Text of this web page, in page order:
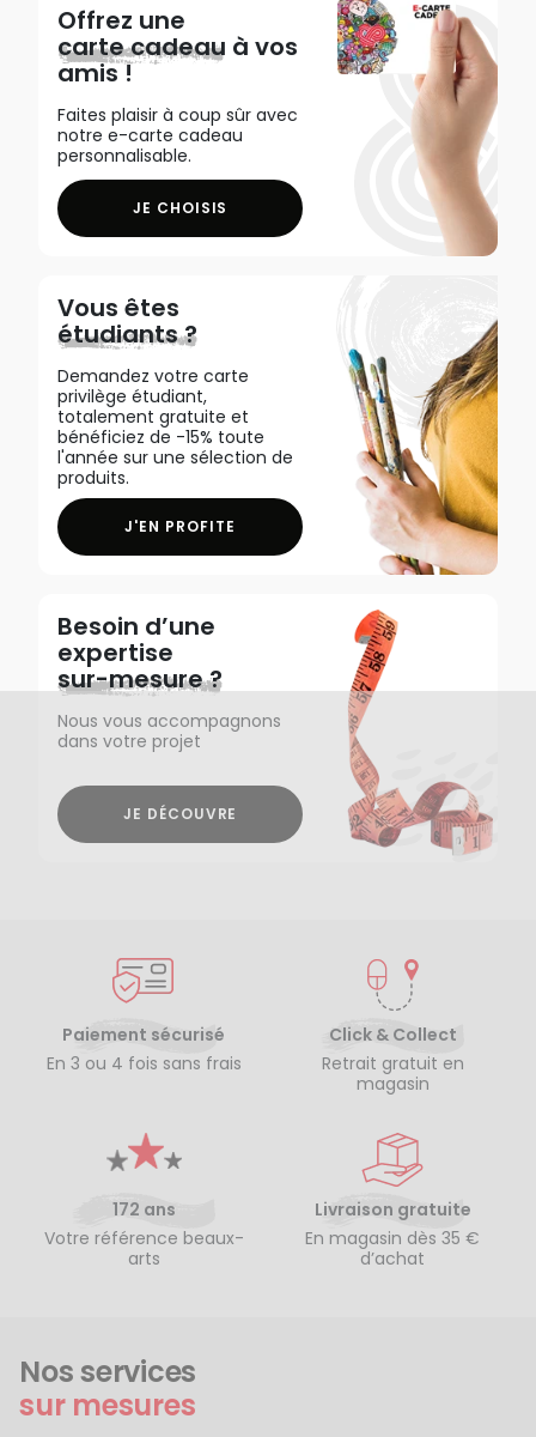
Offrez une
carte cadeau à vos
amis !
Faites plaisir à coup sûr avec
notre e-carte cadeau
personnalisable.
JE CHOISIS
Vous êtes
étudiants ?
Demandez votre carte
privilège étudiant,
totalement gratuite et
bénéficiez de -15% toute
l'année sur une sélection de
produits.
J'EN PROFITE
Besoin d’une
expertise
sur-mesure ?
Nous vous accompagnons
dans votre projet
JE DÉCOUVRE
Paiement sécurisé
En 3 ou 4 fois sans frais
Click & Collect
Retrait gratuit en
magasin
172 ans
Votre référence beaux-
arts
Livraison gratuite
En magasin dès 35 €
d’achat
Nos services
sur mesures